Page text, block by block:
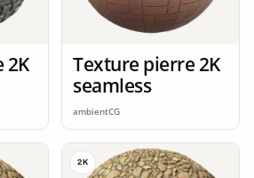
2K
Texture pierre 2K
seamless
ambientCG
2K